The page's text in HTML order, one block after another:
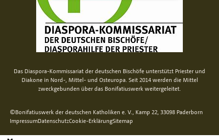
Das Diaspora-Kommissariat der deutschen Bischöfe unterstützt Priester und
Diakone in Nord-, Mittel- und Osteuropa. Seit 2014 werden die Mittel
zweckgebunden über das Bonifatiuswerk weitergeleitet.
©Bonifatiuswerk der deutschen Katholiken e. V., Kamp 22, 33098 Paderborn
ImpressumDatenschutzCookie-ErklärungSitemap